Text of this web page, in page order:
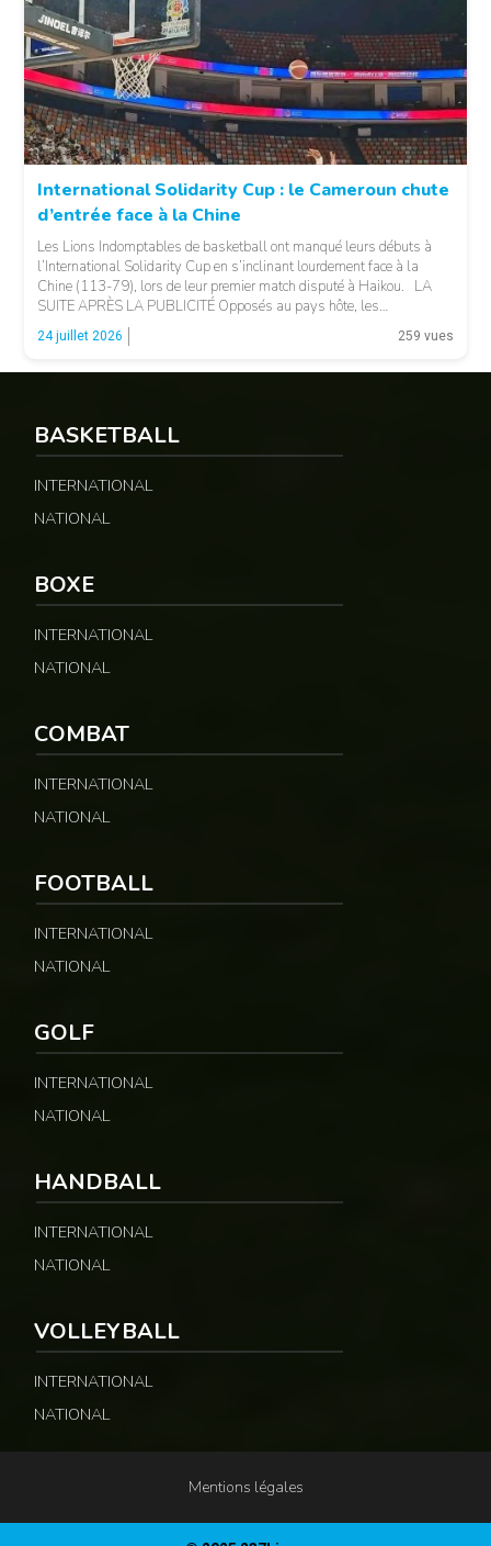
© 237lions.com
© 237lions.com
International Solidarity Cup : le Cameroun chute
d’entrée face à la Chine
Les Lions Indomptables de basketball ont manqué leurs débuts à
l’International Solidarity Cup en s’inclinant lourdement face à la
Chine (113-79), lors de leur premier match disputé à Haikou. LA
SUITE APRÈS LA PUBLICITÉ Opposés au pays hôte, les
Camerounais ont rapidement été mis en difficulté par l’adresse
offensive et l’intensité des Chinois, qui […]
24 juillet 2026 259 vues
BASKETBALL
INTERNATIONAL
NATIONAL
BOXE
INTERNATIONAL
NATIONAL
COMBAT
INTERNATIONAL
NATIONAL
FOOTBALL
INTERNATIONAL
NATIONAL
GOLF
INTERNATIONAL
NATIONAL
HANDBALL
INTERNATIONAL
NATIONAL
VOLLEYBALL
INTERNATIONAL
NATIONAL
Mentions légales